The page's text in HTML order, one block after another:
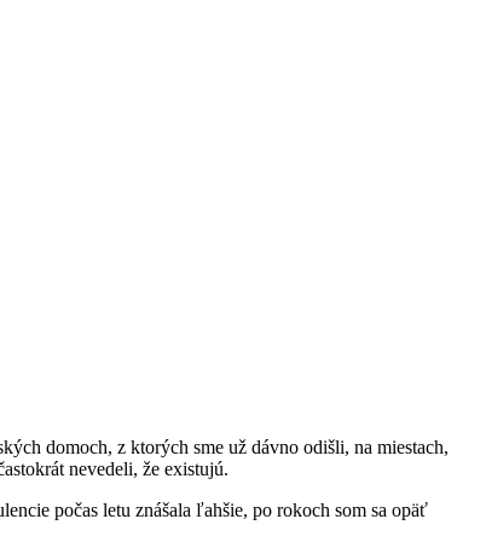
domoch, z ktorých sme už dávno odišli, na miestach,
nevedeli, že existujú.
počas letu znášala ľahšie, po rokoch som sa opäť